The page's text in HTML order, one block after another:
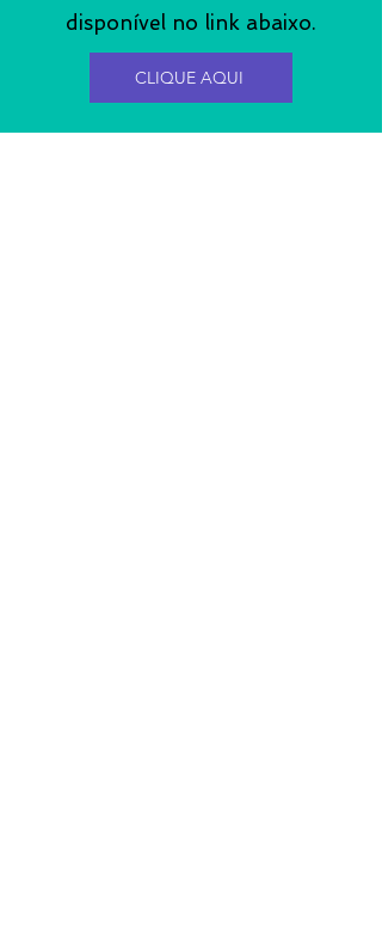
disponível no link abaixo.
CLIQUE AQUI